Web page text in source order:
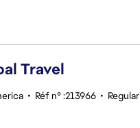
Travel
• Réf n° :213966 •